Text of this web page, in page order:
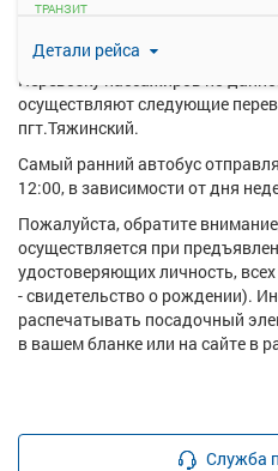
Детали рейса
ТРАНЗИТ
Ежедневно по маршруту
курсирует в среднем 2 рейса.
Перевозку пассажиров по
осуществляют следующие
пгт.Тяжинский.
Самый ранний автобус
12:00, в зависимости от дня
Пожалуйста, обратите
осуществляется при
удостоверяющих личность,
- свидетельство о рождении).
распечатывать посадочный
в вашем бланке или на сайте в
Служба